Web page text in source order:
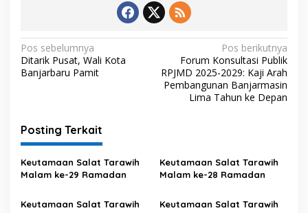
N
a
g
a
s
p
Pos sebelumnya
Ditarik Pusat, Wali Kota
Banjarbaru Pamit
Pos berikutnya
Forum Konsultasi Publik
RPJMD 2025-2029: Kaji Arah
Pembangunan Banjarmasin
Lima Tahun ke Depan
Posting Terkait
Keutamaan Salat Tarawih
Malam ke-29 Ramadan
Keutamaan Salat Tarawih
Malam ke-28 Ramadan
Keutamaan Salat Tarawih
Keutamaan Salat Tarawih